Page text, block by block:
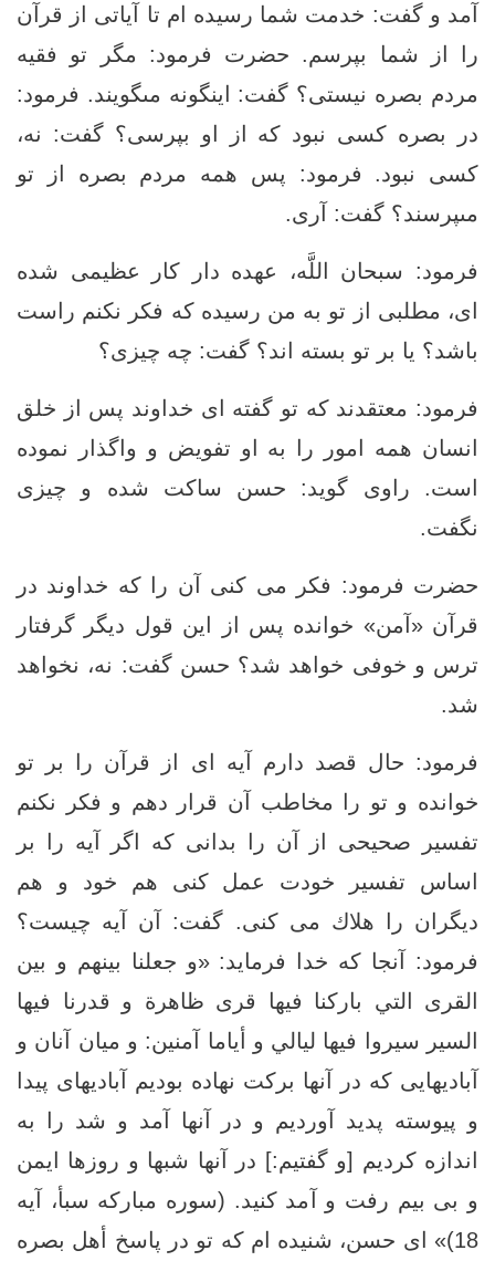
آمد و گفت: خدمت شما رسيده ‏ام تا آياتى از قرآن
را از شما بپرسم. حضرت فرمود: مگر تو فقيه
مردم بصره نيستى؟ گفت: اينگونه مى‏گويند. فرمود:
در بصره كسى نبود كه از او بپرسى؟ گفت: نه،
كسى نبود. فرمود: پس همه مردم بصره از تو
مى‏پرسند؟ گفت: آرى.
فرمود: سبحان اللَّه، عهده دار كار عظيمى شده
‏اى، مطلبى از تو به من رسيده كه فكر نكنم راست
باشد؟ يا بر تو بسته ‏اند؟ گفت: چه چيزى؟
فرمود: معتقدند كه تو گفته ‏اى خداوند پس از خلق
انسان همه امور را به او تفويض و واگذار نموده
است. راوى گويد: حسن ساكت شده و چيزى
نگفت.
حضرت فرمود: فكر مى ‏كنى آن را كه خداوند در
قرآن «آمن» خوانده پس از اين قول ديگر گرفتار
ترس و خوفى خواهد شد؟ حسن گفت: نه، نخواهد
شد.
فرمود: حال قصد دارم آيه ‏اى از قرآن را بر تو
خوانده و تو را مخاطب آن قرار دهم و فكر نكنم
تفسير صحيحى از آن را بدانى كه اگر آيه را بر
اساس تفسير خودت عمل كنى هم خود و هم
ديگران را هلاك مى ‏كنى. گفت: آن آيه چيست؟
فرمود: آنجا كه خدا فرمايد: «و جعلنا بينهم و بين
القرى التي باركنا فيها قرى ظاهرة و قدرنا فيها
السير سيروا فيها ليالي و أياما آمنين: و ميان آنان و
آباديهايى كه در آنها بركت نهاده بوديم آباديهاى پيدا
و پيوسته پديد آورديم و در آنها آمد و شد را به
اندازه كرديم [و گفتيم:] در آنها شبها و روزها ايمن
و بى ‏بيم رفت و آمد كنيد. (سوره مبارکه سبأ، آیه
18)» اى حسن، شنيده ‏ام كه تو در پاسخ‏ أهل بصره